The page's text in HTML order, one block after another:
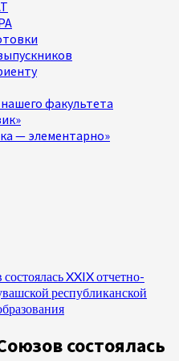
факультета
— элементарно»
XXIX отчетно-
республиканской
состоялась